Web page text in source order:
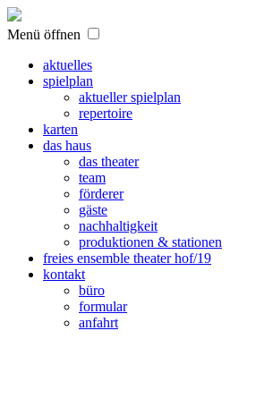
Menü öffnen
aktuelles
spielplan
aktueller spielplan
repertoire
karten
das haus
das theater
team
förderer
gäste
nachhaltigkeit
produktionen & stationen
freies ensemble theater hof/19
kontakt
büro
formular
anfahrt